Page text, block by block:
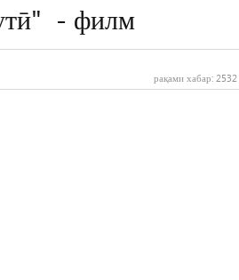
- филм
рақами хабар: 2532